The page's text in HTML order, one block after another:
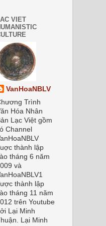
VIET
VanHoaNBLV
Trình
Hóa Nhân
Lạc Việt gồm
Channel
thành lập
tháng 6 năm
và
thành lập
tháng 11 năm
trên Youtube
Lại Minh
Lại Minh